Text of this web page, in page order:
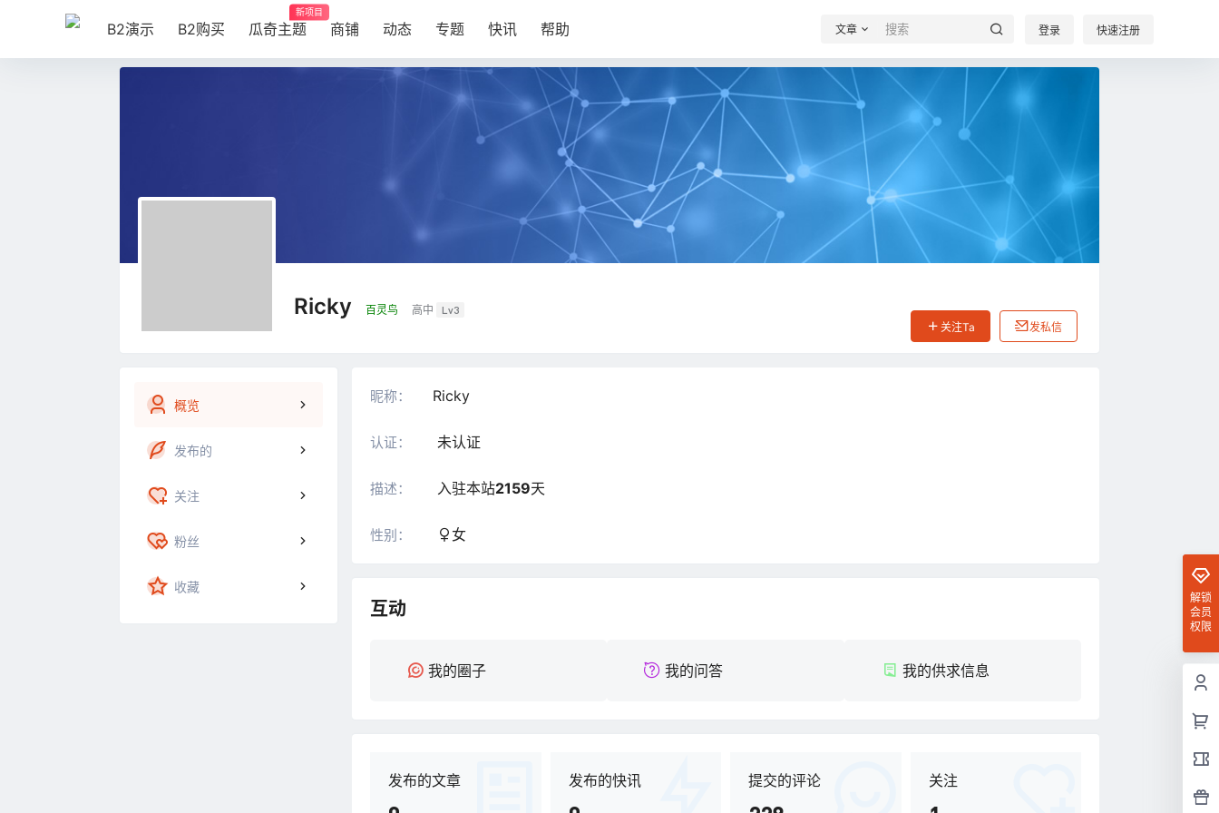
B2演示 B2购买 瓜奇主题
新项目
商铺 动态 专题 快讯 帮助 文章 登录 快速注册
Ricky 百灵鸟 高中
Lv3
关注Ta
发私信
概览
发布的
关注
粉丝
收藏
昵称： Ricky
认证： 未认证
描述： 入驻本站2159天
性别： 女
互动
我的圈子 我的问答 我的供求信息
发布的文章 发布的快讯 提交的评论 关注
解锁
会员
权限